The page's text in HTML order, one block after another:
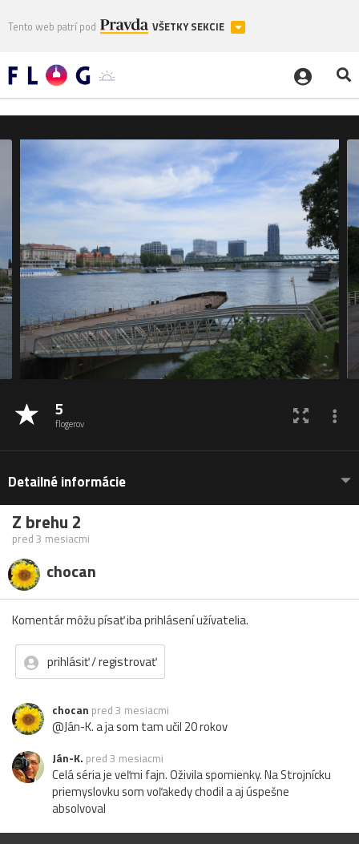
Tento web patrí pod VŠETKY SEKCIE
5
flogerov
Detailné informácie
Z brehu 2
pred 3 mesiacmi
chocan
Komentár môžu písať iba prihlásení užívatelia.
prihlásiť / registrovať
chocan pred 3 mesiacmi
@Ján-K. a ja som tam učil 20 rokov
Ján-K. pred 3 mesiacmi
Celá séria je veľmi fajn. Oživila spomienky. Na Strojnícku
priemyslovku som voľakedy chodil a aj úspešne
absolvoval